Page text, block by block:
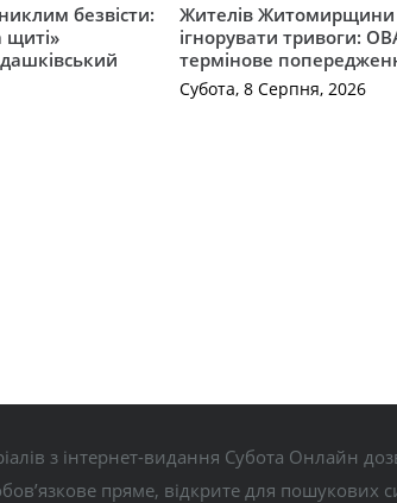
безвісти:
Жителів Житомирщини
ігнорувати тривоги:
термінове
Субота, 8 Серпня, 2026
з інтернет-видання Субота Онлайн
пряме, відкрите для пошукових